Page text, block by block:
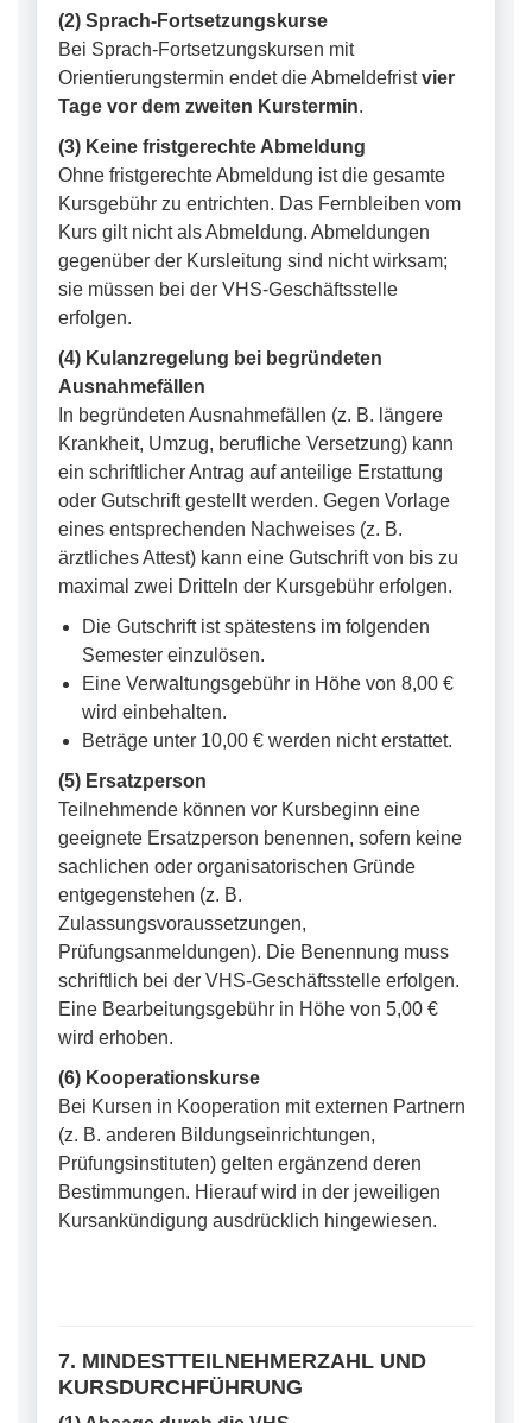
(2) Sprach-Fortsetzungskurse
Bei Sprach-Fortsetzungskursen mit
Orientierungstermin endet die Abmeldefristvier
Tage vor dem zweiten Kurstermin.
(3) Keine fristgerechte Abmeldung
Ohne fristgerechte Abmeldung ist die gesamte
Kursgebühr zu entrichten. Das Fernbleiben vom
Kurs gilt nicht als Abmeldung. Abmeldungen
gegenüber der Kursleitung sind nicht wirksam;
sie müssen bei der VHS-Geschäftsstelle
erfolgen.
(4) Kulanzregelung bei begründeten
Ausnahmefällen
In begründeten Ausnahmefällen (z. B. längere
Krankheit, Umzug, berufliche Versetzung) kann
ein schriftlicher Antrag auf anteilige Erstattung
oder Gutschrift gestellt werden. Gegen Vorlage
eines entsprechenden Nachweises (z. B.
ärztliches Attest) kann eine Gutschrift von bis zu
maximal zwei Dritteln der Kursgebühr erfolgen.
Die Gutschrift ist spätestens im folgenden
Semester einzulösen.
Eine Verwaltungsgebühr in Höhe von 8,00 €
wird einbehalten.
Beträge unter 10,00 € werden nicht erstattet.
(5) Ersatzperson
Teilnehmende können vor Kursbeginn eine
geeignete Ersatzperson benennen, sofern keine
sachlichen oder organisatorischen Gründe
entgegenstehen (z. B.
Zulassungsvoraussetzungen,
Prüfungsanmeldungen). Die Benennung muss
schriftlich bei der VHS-Geschäftsstelle erfolgen.
Eine Bearbeitungsgebühr in Höhe von 5,00 €
wird erhoben.
(6) Kooperationskurse
Bei Kursen in Kooperation mit externen Partnern
(z. B. anderen Bildungseinrichtungen,
Prüfungsinstituten) gelten ergänzend deren
Bestimmungen. Hierauf wird in der jeweiligen
Kursankündigung ausdrücklich hingewiesen.
7. MINDESTTEILNEHMERZAHL UND
KURSDURCHFÜHRUNG